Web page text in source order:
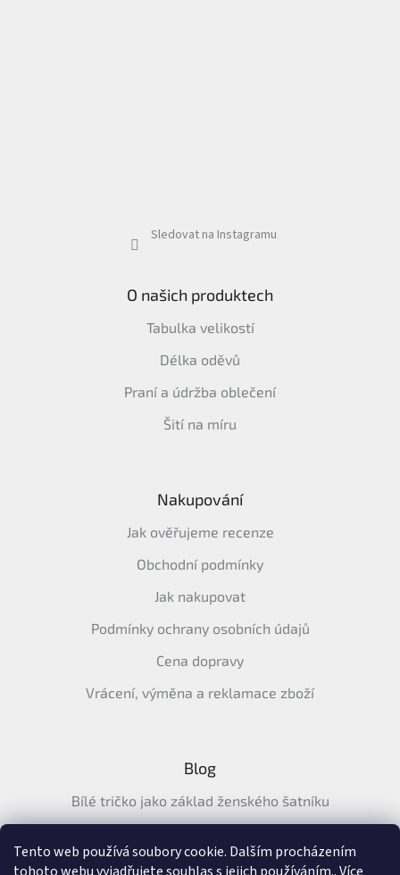
Tento web používá soubory cookie. Dalším procházením
Sledovat na Instagramu
O našich produktech
Tabulka velikostí
Délka oděvů
Praní a údržba oblečení
Šití na míru
Nakupování
Jak ověřujeme recenze
Obchodní podmínky
Jak nakupovat
Podmínky ochrany osobních údajů
Cena dopravy
Vrácení, výměna a reklamace zboží
Blog
Bílé tričko jako základ ženského šatníku
tričko na léto